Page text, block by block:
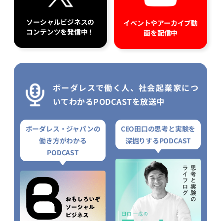
ソーシャルビジネスの
コンテンツを発信中！
イベントやアーカイブ動
画を配信中
ボーダレスで働く人、社会起業家につ
いてわかるPODCASTを放送中
ボーダレス・ジャパンの
働き方がわかる
PODCAST
CEO田口の思考と実験を
深掘りするPODCAST